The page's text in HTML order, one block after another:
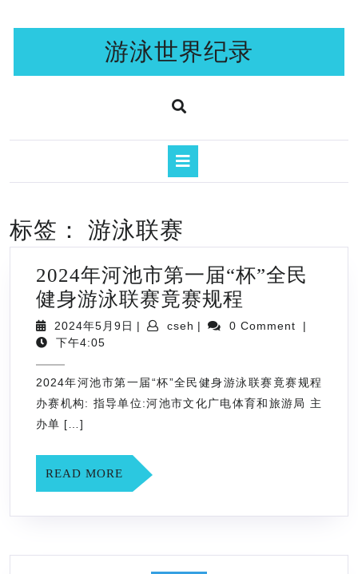
游泳世界纪录
标签： 游泳联赛
2024年河池市第一届“杯”全民
健身游泳联赛竟赛规程
年
市
全
健
2024年5月9日 2024
月
9
日
| cseh cseh
| 0 Comment
|
下午4:05
2024年河池市第一届“杯”全民健身游泳联赛竟赛规程
办赛机构: 指导单位:河池市文化广电体育和旅游局 主
办单 […]
READ MORE READ
MORE